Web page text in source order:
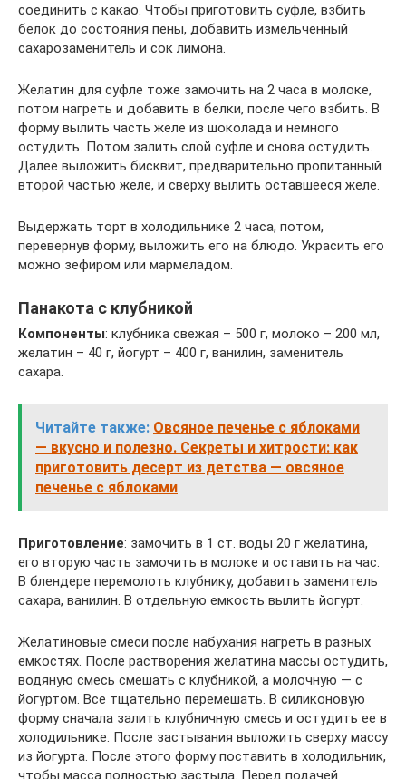
соединить с какао. Чтобы приготовить суфле, взбить
белок до состояния пены, добавить измельченный
сахарозаменитель и сок лимона.
Желатин для суфле тоже замочить на 2 часа в молоке,
потом нагреть и добавить в белки, после чего взбить. В
форму вылить часть желе из шоколада и немного
остудить. Потом залить слой суфле и снова остудить.
Далее выложить бисквит, предварительно пропитанный
второй частью желе, и сверху вылить оставшееся желе.
Выдержать торт в холодильнике 2 часа, потом,
перевернув форму, выложить его на блюдо. Украсить его
можно зефиром или мармеладом.
Панакота с клубникой
Компоненты: клубника свежая – 500 г, молоко – 200 мл,
желатин – 40 г, йогурт – 400 г, ванилин, заменитель
сахара.
Читайте также: Овсяное печенье с яблоками
— вкусно и полезно. Секреты и хитрости: как
приготовить десерт из детства — овсяное
печенье с яблоками
Приготовление: замочить в 1 ст. воды 20 г желатина,
его вторую часть замочить в молоке и оставить на час.
В блендере перемолоть клубнику, добавить заменитель
сахара, ванилин. В отдельную емкость вылить йогурт.
Желатиновые смеси после набухания нагреть в разных
емкостях. После растворения желатина массы остудить,
водяную смесь смешать с клубникой, а молочную — с
йогуртом. Все тщательно перемешать. В силиконовую
форму сначала залить клубничную смесь и остудить ее в
холодильнике. После застывания выложить сверху массу
из йогурта. После этого форму поставить в холодильник,
чтобы масса полностью застыла. Перед подачей